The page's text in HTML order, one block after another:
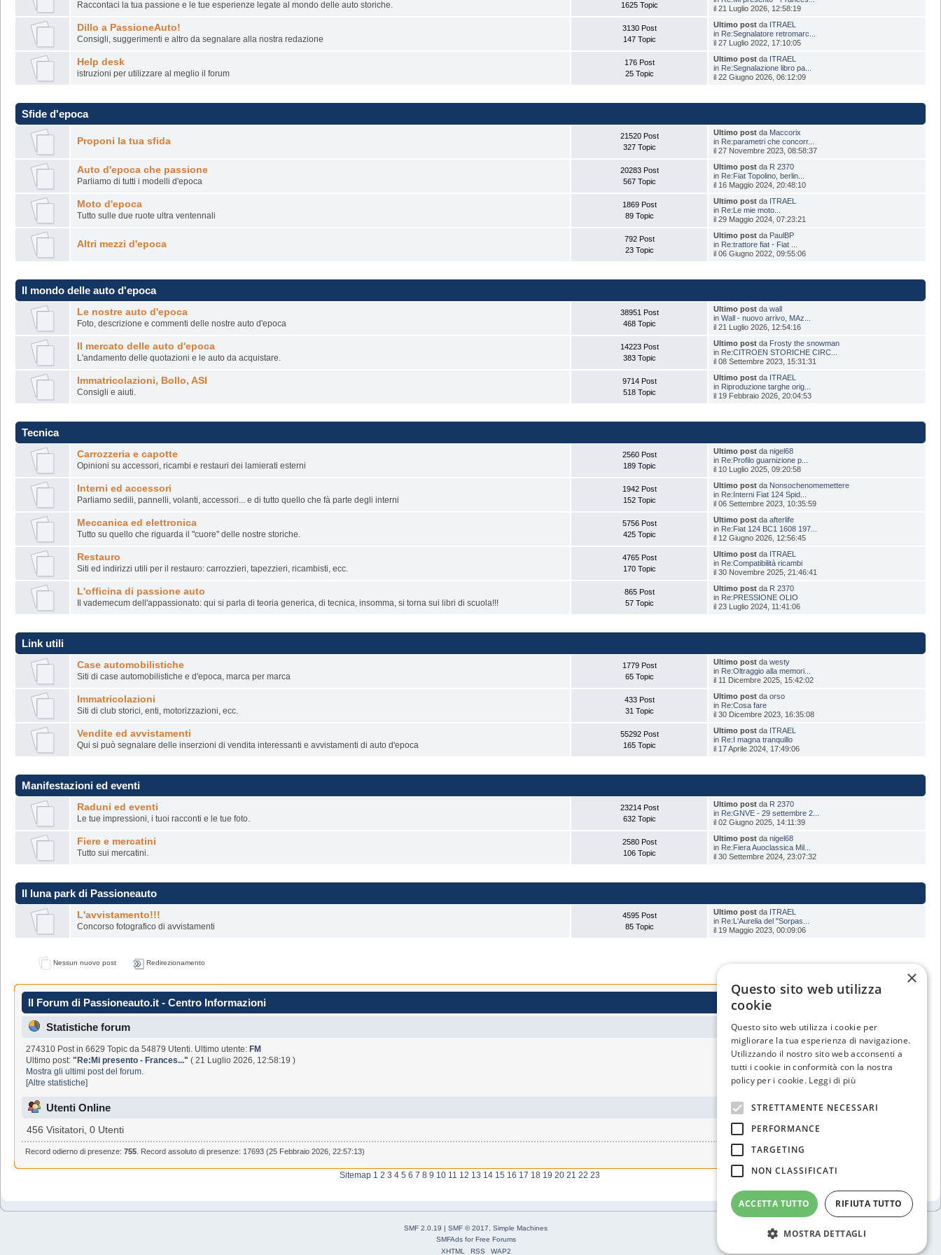
Raccontaci la tua passione e le tue esperienze legate al mondo delle auto storiche. 1625 Topic
il 21 Luglio 2026, 12:58:19
Dillo a PassioneAuto!
Consigli, suggerimenti e altro da segnalare alla nostra redazione
3130 Post
147 Topic
Ultimo post da ITRAEL
in Re:Segnalatore retromarc...
il 27 Luglio 2022, 17:10:05
Help desk
istruzioni per utilizzare al meglio il forum
176 Post
25 Topic
Ultimo post da ITRAEL
in Re:Segnalazione libro pa...
il 22 Giugno 2026, 06:12:09
Sfide d'epoca
Proponi la tua sfida
21520 Post
327 Topic
Ultimo post da Maccorix
in Re:parametri che concorr...
il 27 Novembre 2023, 08:58:37
Auto d'epoca che passione
Parliamo di tutti i modelli d'epoca
20283 Post
567 Topic
Ultimo post da R 2370
in Re:Fiat Topolino, berlin...
il 16 Maggio 2024, 20:48:10
Moto d'epoca
Tutto sulle due ruote ultra ventennali
1869 Post
89 Topic
Ultimo post da ITRAEL
in Re:Le mie moto...
il 29 Maggio 2024, 07:23:21
Altri mezzi d'epoca
792 Post
23 Topic
Ultimo post da PaulBP
in Re:trattore fiat - Fiat ...
il 06 Giugno 2022, 09:55:06
Il mondo delle auto d'epoca
Le nostre auto d'epoca
Foto, descrizione e commenti delle nostre auto d'epoca
38951 Post
468 Topic
Ultimo post dawall
inWall - nuovo arrivo, MAz...
il 21 Luglio 2026, 12:54:16
Il mercato delle auto d'epoca
L'andamento delle quotazioni e le auto da acquistare.
14223 Post
383 Topic
Ultimo post da Frosty the snowman
in Re:CITROEN STORICHE CIRC...
il 08 Settembre 2023, 15:31:31
Immatricolazioni, Bollo, ASI
Consigli e aiuti.
9714 Post
518 Topic
Ultimo post da ITRAEL
in Riproduzione targhe orig...
il 19 Febbraio 2026, 20:04:53
Tecnica
Carrozzeria e capotte
Opinioni su accessori, ricambi e restauri dei lamierati esterni
2560 Post
189 Topic
Ultimo post danigel68
in Re:Profilo guarnizione p...
il 10 Luglio 2025, 09:20:58
Interni ed accessori
Parliamo sedili, pannelli, volanti, accessori... e di tutto quello che fà parte degli interni
1942 Post
152 Topic
Ultimo post da Nonsochenomemettere
in Re:Interni Fiat 124 Spid...
il 06 Settembre 2023, 10:35:59
Meccanica ed elettronica
Tutto su quello che riguarda il "cuore" delle nostre storiche.
5756 Post
425 Topic
Ultimo post daafterlife
in Re:Fiat 124 BC1 1608 197...
il 12 Giugno 2026, 12:56:45
Restauro
Siti ed indirizzi utili per il restauro: carrozzieri, tapezzieri, ricambisti, ecc.
4765 Post
170 Topic
Ultimo post da ITRAEL
in Re:Compatibilità ricambi
il 30 Novembre 2025, 21:46:41
L'officina di passione auto
Il vademecum dell'appassionato: qui si parla di teoria generica, di tecnica, insomma, si torna sui libri di scuola!!!
865 Post
57 Topic
Ultimo post da R 2370
in Re:PRESSIONE OLIO
il 23 Luglio 2024, 11:41:06
Link utili
Case automobilistiche
Siti di case automobilistiche e d'epoca, marca per marca
1779 Post
65 Topic
Ultimo post dawesty
in Re:Oltraggio alla memori...
il 11 Dicembre 2025, 15:42:02
Immatricolazioni
Siti di club storici, enti, motorizzazioni, ecc.
433 Post
31 Topic
Ultimo post daorso
in Re:Cosa fare
il 30 Dicembre 2023, 16:35:08
Vendite ed avvistamenti
Qui si può segnalare delle inserzioni di vendita interessanti e avvistamenti di auto d'epoca
55292 Post
165 Topic
Ultimo post da ITRAEL
in Re:I magna tranquillo
il 17 Aprile 2024, 17:49:06
Manifestazioni ed eventi
Raduni ed eventi
Le tue impressioni, i tuoi racconti e le tue foto.
23214 Post
632 Topic
Ultimo post da R 2370
in Re:GNVE - 29 settembre 2...
il 02 Giugno 2025, 14:11:39
Fiere e mercatini
Tutto sui mercatini.
2580 Post
106 Topic
Ultimo post danigel68
in Re:Fiera Auoclassica Mil...
il 30 Settembre 2024, 23:07:32
Il luna park di Passioneauto
L'avvistamento!!!
Concorso fotografico di avvistamenti
4595 Post
85 Topic
Ultimo post da ITRAEL
in Re:L'Aurelia del "Sorpas...
il 19 Maggio 2023, 00:09:06
Nessun nuovo post Redirezionamento
Il Forum di Passioneauto.it - Centro Informazioni
Statistiche forum
274310 Post in 6629 Topic da 54879 Utenti. Ultimo utente:FM
Ultimo post:"Re:Mi presento - Frances..." ( 21 Luglio 2026, 12:58:19 )
Mostra gli ultimi post del forum.
[Altre statistiche]
Utenti Online
456 Visitatori, 0 Utenti
Record odierno di presenze:755 . Record assoluto di presenze: 17693 (25 Febbraio 2026, 22:57:13)
Sitemap 1 2 3 4 5 6 7 8 9 10 11 12 13 14 15 16 17 18 19 20 21 22 23
SMF 2.0.19 | SMF © 2017
Simple Machines
SMFAdsforFree Forums
XHTML
RSS WAP2
×
Questo sito web utilizza
cookie
Questo sito web utilizza i cookie per
migliorare la tua esperienza di navigazione.
Utilizzando il nostro sito web acconsenti a
tutti i cookie in conformità con la nostra
policy per i cookie. Leggi di più
STRETTAMENTE NECESSARI
PERFORMANCE
TARGETING
NON CLASSIFICATI
ACCETTA TUTTO RIFIUTA TUTTO
MOSTRA DETTAGLI